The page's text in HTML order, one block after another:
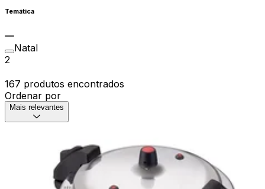
Temática
Natal
2
167 produtos encontrados
Ordenar por
Mais relevantes